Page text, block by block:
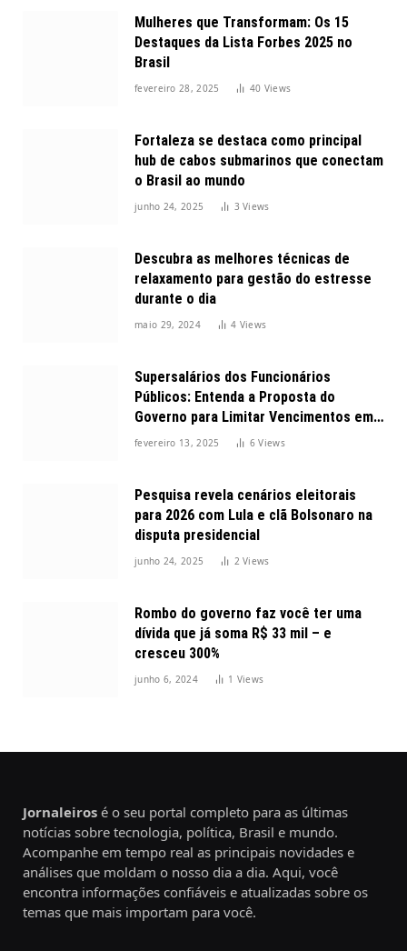
Mulheres que Transformam: Os 15
Destaques da Lista Forbes 2025 no
Brasil
fevereiro 28, 2025 40 Views
Fortaleza se destaca como principal
hub de cabos submarinos que conectam
o Brasil ao mundo
junho 24, 2025 3Views
Descubra as melhores técnicas de
relaxamento para gestão do estresse
durante o dia
maio 29, 2024 4 Views
Supersalários dos Funcionários
Públicos: Entenda a Proposta do
Governo para Limitar Vencimentos em
2025
fevereiro 13, 2025 6Views
Pesquisa revela cenários eleitorais
para 2026 com Lula e clã Bolsonaro na
disputa presidencial
junho 24, 2025 2Views
Rombo do governo faz você ter uma
dívida que já soma R$ 33 mil – e
cresceu 300%
junho 6, 2024 1 Views
Jornaleiros é o seu portal completo para as últimas
notícias sobre tecnologia, política, Brasil e mundo.
Acompanhe em tempo real as principais novidades e
análises que moldam o nosso dia a dia. Aqui, você
encontra informações confiáveis e atualizadas sobre os
temas que mais importam para você.